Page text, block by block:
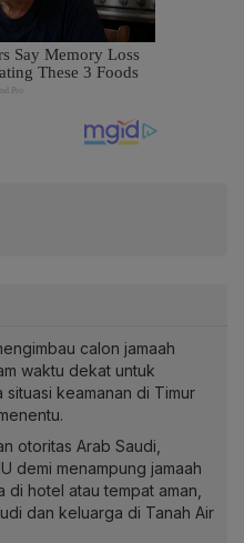
calon jamaah
waktu dekat untuk
keamanan di Timur
otoritas Arab Saudi,
demi menampung jamaah
hotel atau tempat aman,
dan keluarga di Tanah Air